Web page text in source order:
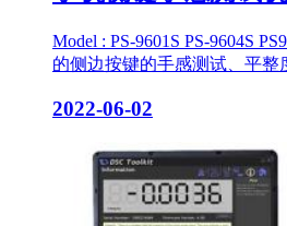
Model : PS-9601S PS-9604S
的侧边按键的手感测试、平整
2022-06-02